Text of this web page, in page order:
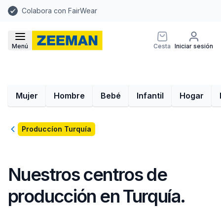
Colabora con FairWear
Menú Cesta Iniciar sesión
Mujer Hombre Bebé Infantil Hogar
VolverProduccíon Turquía
Nuestros centros de
producción en Turquía.